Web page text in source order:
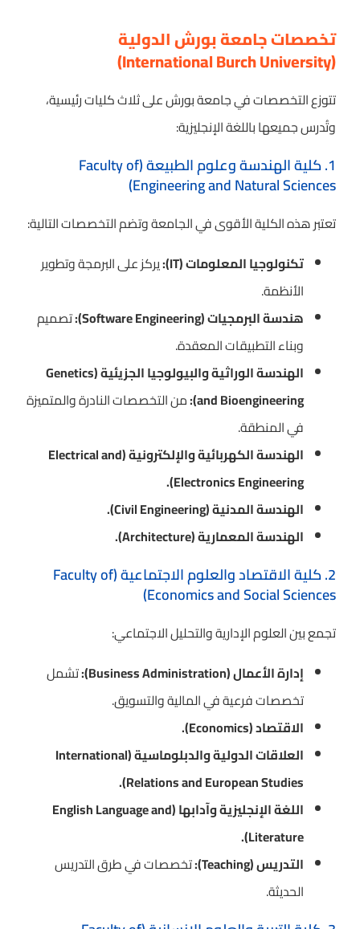
تخصصات جامعة بورش الدولية
(International Burch University)
تتوزع التخصصات في جامعة بورش على ثلاث كليات رئيسية،
وتُدرس جميعها باللغة الإنجليزية:
1. كلية الهندسة وعلوم الطبيعة (Faculty of
Engineering and Natural Sciences)
تعتبر هذه الكلية الأقوى في الجامعة وتضم التخصصات التالية:
تكنولوجيا المعلومات (IT):
يركز على البرمجة وتطوير
الأنظمة.
هندسة البرمجيات (Software Engineering):
تصميم
وبناء التطبيقات المعقدة.
الهندسة الوراثية والبيولوجيا الجزيئية (Genetics
and Bioengineering): من التخصصات النادرة والمتميزة
في المنطقة.
الهندسة الكهربائية والإلكترونية (Electrical and
Electronics Engineering).
الهندسة المدنية (Civil Engineering).
الهندسة المعمارية (Architecture).
2. كلية الاقتصاد والعلوم الاجتماعية (Faculty of
Economics and Social Sciences)
تجمع بين العلوم الإدارية والتحليل الاجتماعي:
إدارة الأعمال (Business Administration):
تشمل
تخصصات فرعية في المالية والتسويق.
الاقتصاد (Economics).
العلاقات الدولية والدبلوماسية (International
Relations and European Studies).
اللغة الإنجليزية وآدابها (English Language and
Literature).
التدريس (Teaching):
تخصصات في طرق التدريس
الحديثة.